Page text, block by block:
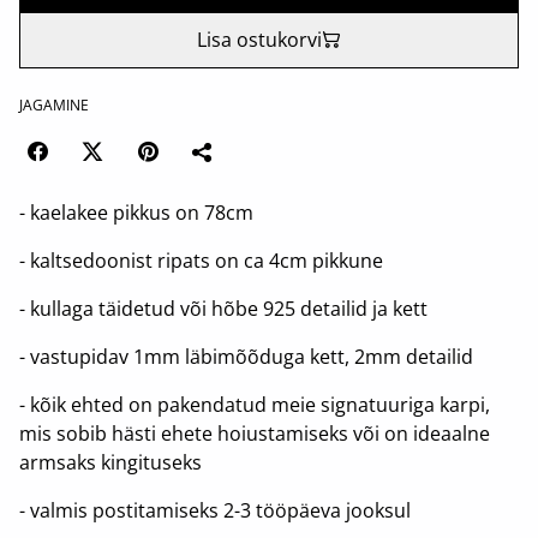
Lisa ostukorvi
JAGAMINE
- kaelakee pikkus on 78cm
- kaltsedoonist ripats on ca 4cm pikkune
- kullaga täidetud või hõbe 925 detailid ja kett
- vastupidav 1mm läbimõõduga kett, 2mm detailid
- kõik ehted on pakendatud meie signatuuriga karpi,
mis sobib hästi ehete hoiustamiseks või on ideaalne
armsaks kingituseks
- valmis postitamiseks 2-3 tööpäeva jooksul